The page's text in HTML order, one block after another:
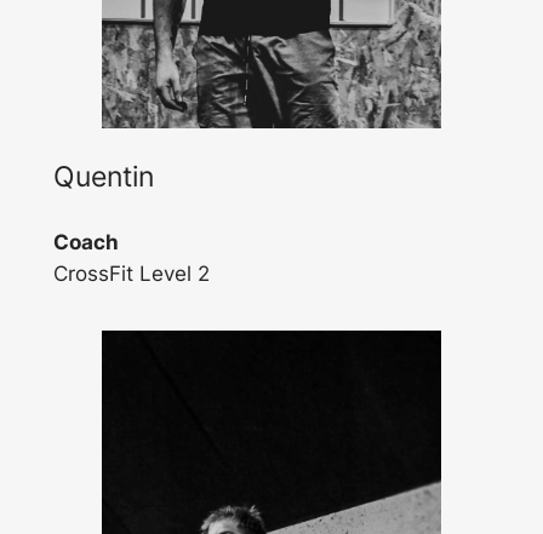
Quentin
Coach
CrossFit Level 2